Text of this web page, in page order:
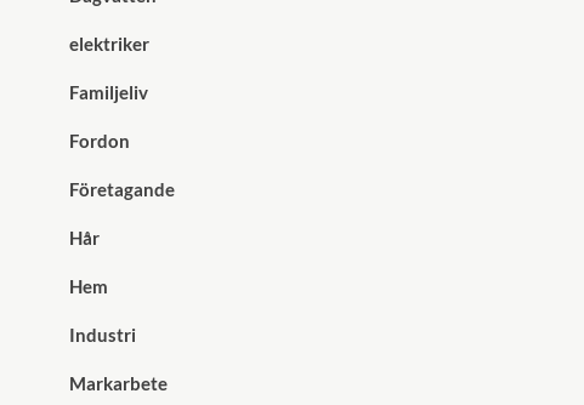
elektriker
Familjeliv
Fordon
Företagande
Hår
Hem
Industri
Markarbete